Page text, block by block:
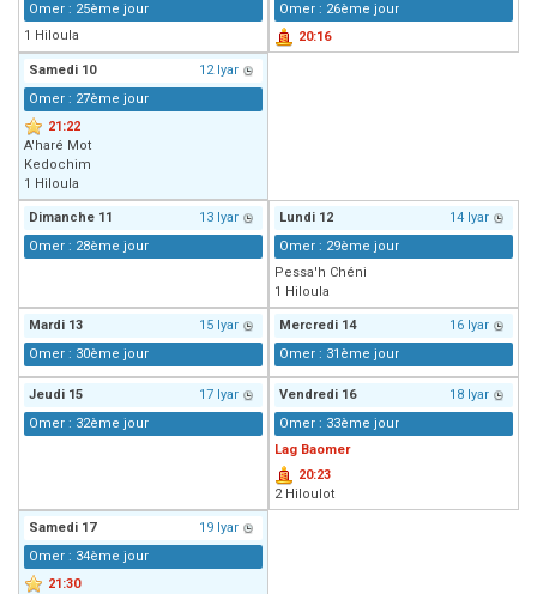
Omer : 25ème jour
1 Hiloula
Omer : 26ème jour
20:16
Samedi 10
12 Iyar
Omer : 27ème jour
21:22
A'haré Mot
Kedochim
1 Hiloula
Dimanche 11
13 Iyar
Omer : 28ème jour
Lundi 12
14 Iyar
Omer : 29ème jour
Pessa'h Chéni
1 Hiloula
Mardi 13
15 Iyar
Omer : 30ème jour
Mercredi 14
16 Iyar
Omer : 31ème jour
Jeudi 15
17 Iyar
Omer : 32ème jour
Vendredi 16
18 Iyar
Omer : 33ème jour
Lag Baomer
20:23
2 Hiloulot
Samedi 17
19 Iyar
Omer : 34ème jour
21:30